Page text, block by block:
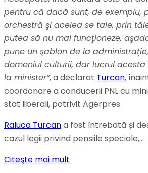
pentru că dacă sunt, de exemplu,
orchestră şi acelea se taie, prin
putea să nu mai funcţioneze,
pune un şablon de la
domeniul culturii, dar lucrul
la minister”, a declarat Turcan,
coordonare a conducerii PNL cu
stat liberali, potrivit Agerpres.
Raluca Turcana fost întrebată și
cazul legii privind pensiile speciale,…
Citeşte mai mult